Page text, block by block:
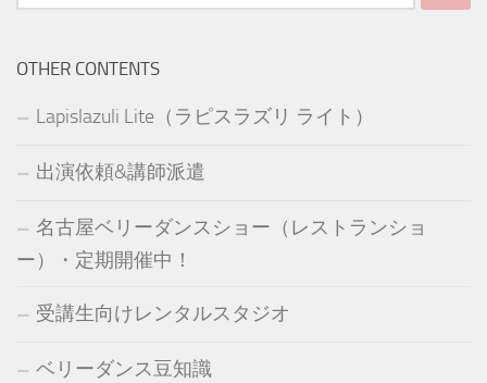
索:
OTHER CONTENTS
Lapislazuli Lite（ラピスラズリ ライト）
出演依頼&講師派遣
名古屋ベリーダンスショー（レストランショ
ー）・定期開催中！
受講生向けレンタルスタジオ
ベリーダンス豆知識